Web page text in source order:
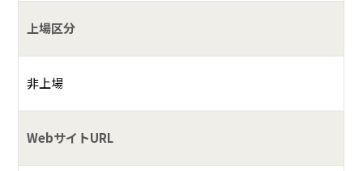
上場区分
非上場
WebサイトURL